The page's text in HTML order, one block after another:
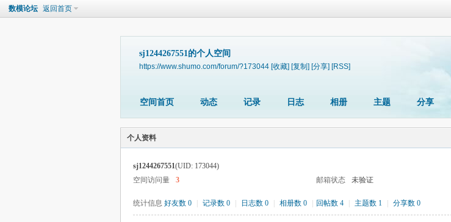
数模论坛 返回首页
sj1244267551的个人空间
https://www.shumo.com/forum/?173044 [收藏] [复制] [分享] [RSS]
空间首页 动态 记录 日志 相册 主题 分享
个人资料
sj1244267551(UID: 173044)
空间访问量
3 邮箱状态 未验证
统计信息 好友数 0 记录数 0 日志数 0 相册数 0 回帖数 4 主题数 1 分享数 0